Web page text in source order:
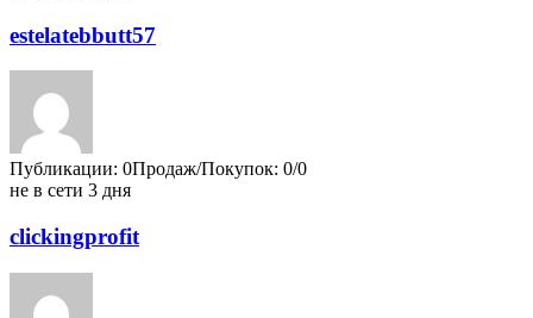
estelatebbutt57
Публикации: 0Продаж/Покупок: 0/0
не в сети 3 дня
clickingprofit